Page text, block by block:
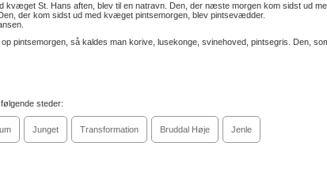
kvæget St. Hans aften, blev til en natravn. Den, der næste morgen kom sidst ud
der kom sidst ud med kvæget pintsemorgen, blev pintsevædder.
pintsemorgen, så kaldes man korive, lusekonge, svinehoved, pintsegris. Den,
steder:
Junget Transformation Bruddal Høje Jenle